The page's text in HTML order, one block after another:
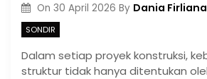
On 30 April 2026 By Dania Firliana
SONDIR
Dalam setiap proyek konstruksi,
struktur tidak hanya ditentukan